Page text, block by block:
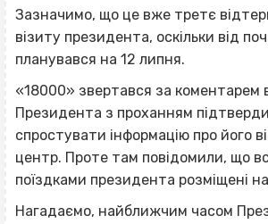
Зазначимо, що це вже третє
візиту президента, оскільки від
планувався на 12 липня.
«18000» звертався за коментарем
Президента з проханням
спростувати інформацію про його
центр. Проте там повідомили, що
поїздками президента розміщені
Нагадаємо, найближчим часом